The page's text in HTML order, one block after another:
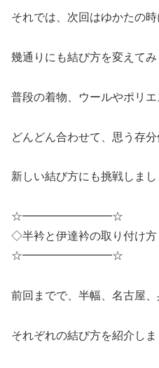
それでは、次回はゆかたの時
幾通りにも結び方を変えてみ
普段の着物、ウールやポリエ
どんどん合わせて、思う存
新しい結び方にも挑戦しまし
☆━━━━━━━━☆
◇半衿と伊達衿の取り付け方
☆━━━━━━━━☆
前回までで、半幅、名古屋
それぞれの結び方を紹介しま